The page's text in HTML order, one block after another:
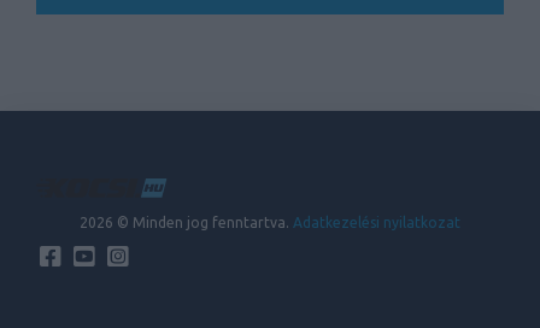
2026 © Minden jog fenntartva. Adatkezelési nyilatkozat